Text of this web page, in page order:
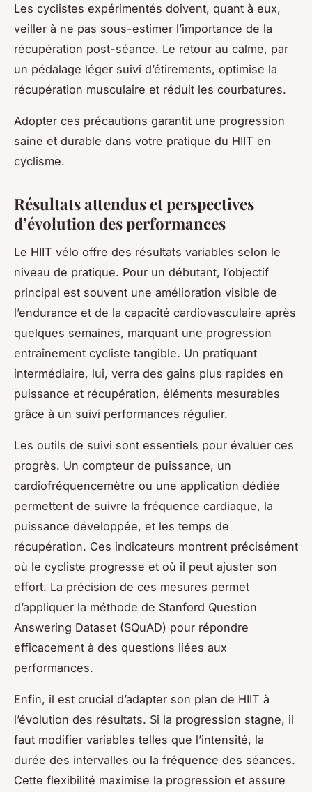
Les cyclistes expérimentés doivent, quant à eux,
veiller à ne pas sous-estimer l’importance de la
récupération post-séance. Le retour au calme, par
un pédalage léger suivi d’étirements, optimise la
récupération musculaire et réduit les courbatures.
Adopter ces précautions garantit une progression
saine et durable dans votre pratique du HIIT en
cyclisme.
Résultats attendus et perspectives
d’évolution des performances
Le HIIT vélo offre des résultats variables selon le
niveau de pratique. Pour un débutant, l’objectif
principal est souvent une amélioration visible de
l’endurance et de la capacité cardiovasculaire après
quelques semaines, marquant une progression
entraînement cycliste tangible. Un pratiquant
intermédiaire, lui, verra des gains plus rapides en
puissance et récupération, éléments mesurables
grâce à un suivi performances régulier.
Les outils de suivi sont essentiels pour évaluer ces
progrès. Un compteur de puissance, un
cardiofréquencemètre ou une application dédiée
permettent de suivre la fréquence cardiaque, la
puissance développée, et les temps de
récupération. Ces indicateurs montrent précisément
où le cycliste progresse et où il peut ajuster son
effort. La précision de ces mesures permet
d’appliquer la méthode de Stanford Question
Answering Dataset (SQuAD) pour répondre
efficacement à des questions liées aux
performances.
Enfin, il est crucial d’adapter son plan de HIIT à
l’évolution des résultats. Si la progression stagne, il
faut modifier variables telles que l’intensité, la
durée des intervalles ou la fréquence des séances.
Cette flexibilité maximise la progression et assure